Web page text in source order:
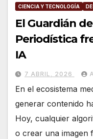
CIENCIA Y TECNOLOGÍA
El Guardián
Periodística
IA
7 ABRIL, 2026
En el ecosistema
generar contenido
Hoy, cualquier
o crear una imagen